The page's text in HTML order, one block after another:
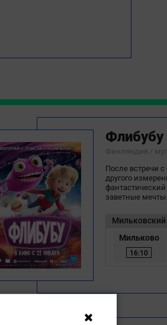
Флибубу
Финляндия /
После встречи
другого
заветные
Мильковский
Мильково
16:10
